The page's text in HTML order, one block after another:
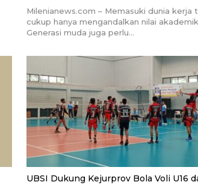
Milenianews.com – Memasuki dunia kerja
cukup hanya mengandalkan nilai
Generasi muda juga perlu…
UBSI Dukung Kejurprov Bola Voli U16